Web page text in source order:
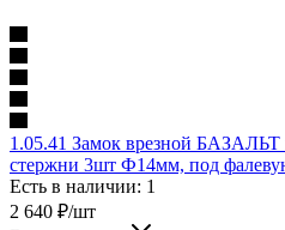
1.05.41 Замок врезной БАЗАЛЬТ
стержни 3шт Ф14мм, под
Есть в наличии: 1
2 640 ₽/шт